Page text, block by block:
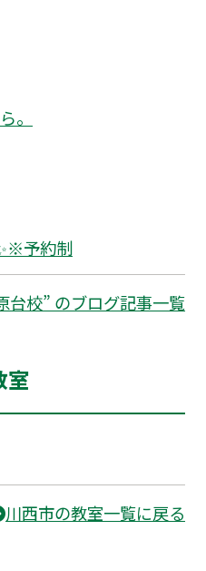
。
予約制
台校” のブログ記事一覧
室
川西市の教室一覧に戻る